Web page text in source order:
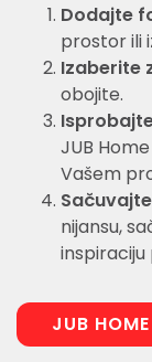
Dodajte
prostor ili
Izaberite
obojite.
JUB
Vašem
nijansu,
inspiraciju
JUB